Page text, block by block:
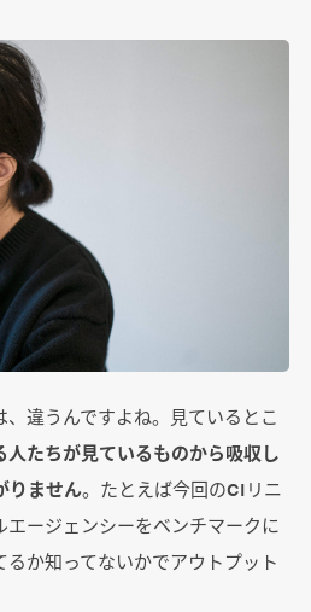
違うんですよね。見ているとこ
人たちが見ているものから吸収し
りません。たとえば今回のCIリニ
エージェンシーをベンチマークに
るか知ってないかでアウトプット